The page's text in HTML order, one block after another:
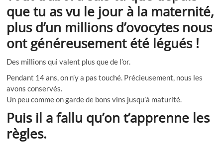
que tu as vu le jour à la maternité,
plus d’un millions d’ovocytes nous
ont généreusement été légués !
Des millions qui valent plus que de l’or.
Pendant 14 ans, on n’y a pas touché. Précieusement, nous les
avons conservés.
Un peu comme on garde de bons vins jusqu’à maturité.
Puis il a fallu qu’on t’apprenne les
règles.